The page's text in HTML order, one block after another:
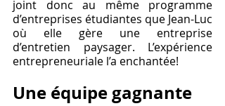
joint donc au même programme
d’entreprises étudiantes que Jean-Luc
où elle gère une entreprise
d’entretien paysager. L’expérience
entrepreneuriale l’a enchantée!
Une équipe gagnante